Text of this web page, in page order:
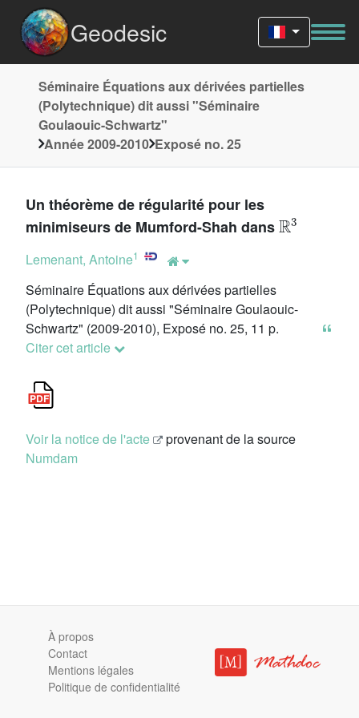
Geodesic
Séminaire Équations aux dérivées partielles
(Polytechnique) dit aussi "Séminaire
Goulaouic-Schwartz"
Année 2009-2010 Exposé no. 25
Un théorème de régularité pour les
minimiseurs de Mumford-Shah dans
3
Lemenant, Antoine1
Séminaire Équations aux dérivées partielles
(Polytechnique) dit aussi "Séminaire Goulaouic-
Schwartz" (2009-2010), Exposé no. 25, 11 p.
Citer cet article
Voir la notice de l'acte
provenant de la source
Numdam
À propos
Contact
Mentions légales
Politique de confidentialité